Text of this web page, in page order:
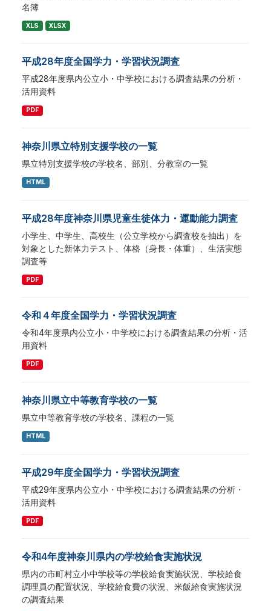
名簿
XLS XLSX
平成28年度全国学力・学習状況調査
平成28年度県内公立小・中学校における調査結果の分析・
活用資料
PDF
神奈川県立特別支援学校の一覧
県立特別支援学校の学校名、部別、分教室の一覧
HTML
平成28年度神奈川県児童生徒体力・運動能力調査
小学生、中学生、高校生（公立学校から調査校を抽出）を
対象とした新体力テスト、体格（身長・体重）、生活実態
調査等
PDF
令和４年度全国学力・学習状況調査
令和4年度県内公立小・中学校における調査結果の分析・活
用資料
PDF
神奈川県立中等教育学校の一覧
県立中等教育学校の学校名、課程の一覧
HTML
平成29年度全国学力・学習状況調査
平成29年度県内公立小・中学校における調査結果の分析・
活用資料
PDF
令和4年度神奈川県内の学校給食実施状況
県内の市町村立小中学校等の学校給食実施状況、学校給食
調理員の配置状況、学校給食費の状況、米飯給食実施状況
の調査結果